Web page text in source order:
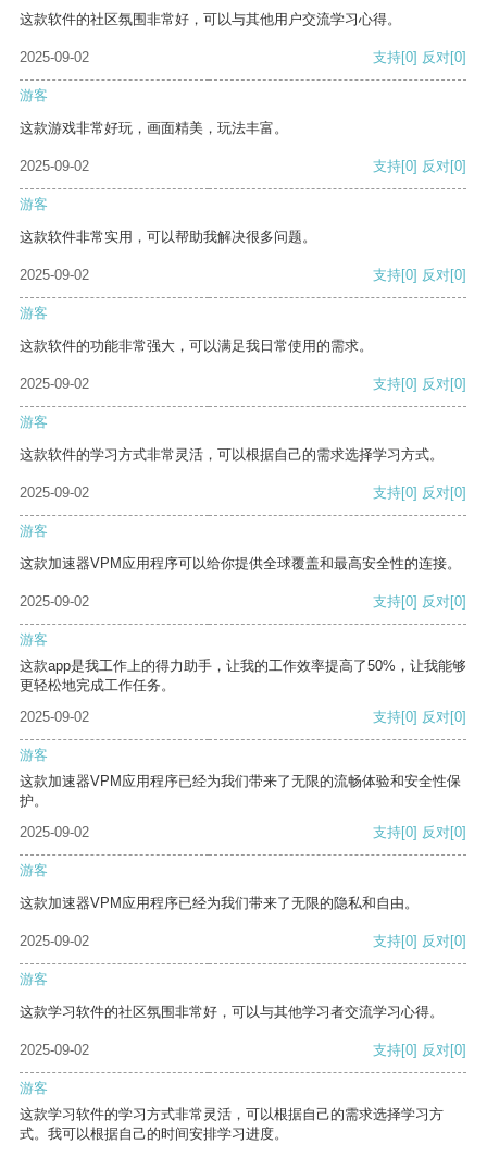
这款软件的社区氛围非常好，可以与其他用户交流学习心得。
2025-09-02 支持[0] 反对[0]
游客
这款游戏非常好玩，画面精美，玩法丰富。
2025-09-02 支持[0] 反对[0]
游客
这款软件非常实用，可以帮助我解决很多问题。
2025-09-02 支持[0] 反对[0]
游客
这款软件的功能非常强大，可以满足我日常使用的需求。
2025-09-02 支持[0] 反对[0]
游客
这款软件的学习方式非常灵活，可以根据自己的需求选择学习方式。
2025-09-02 支持[0] 反对[0]
游客
这款加速器VPM应用程序可以给你提供全球覆盖和最高安全性的连接。
2025-09-02 支持[0] 反对[0]
游客
这款app是我工作上的得力助手，让我的工作效率提高了50%，让我能够
更轻松地完成工作任务。
2025-09-02
支持[0] 反对[0]
游客
这款加速器VPM应用程序已经为我们带来了无限的流畅体验和安全性保
护。
2025-09-02
支持[0] 反对[0]
游客
这款加速器VPM应用程序已经为我们带来了无限的隐私和自由。
2025-09-02 支持[0] 反对[0]
游客
这款学习软件的社区氛围非常好，可以与其他学习者交流学习心得。
2025-09-02 支持[0] 反对[0]
游客
这款学习软件的学习方式非常灵活，可以根据自己的需求选择学习方
式。我可以根据自己的时间安排学习进度。